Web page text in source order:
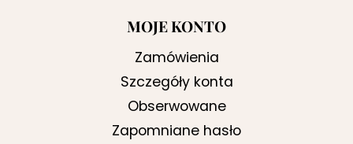
MOJE KONTO
Zamówienia
Szczegóły konta
Obserwowane
Zapomniane hasło